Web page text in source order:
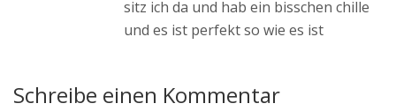
sitz ich da und hab ein bisschen chille
und es ist perfekt so wie es ist
Schreibe einen Kommentar